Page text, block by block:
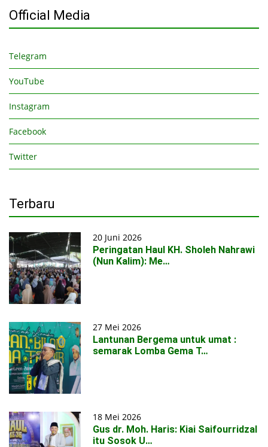
Official Media
Telegram
YouTube
Instagram
Facebook
Twitter
Terbaru
20 Juni 2026
Peringatan Haul KH. Sholeh Nahrawi
(Nun Kalim): Me…
27 Mei 2026
Lantunan Bergema untuk umat :
semarak Lomba Gema T…
18 Mei 2026
Gus dr. Moh. Haris: Kiai Saifourridzal
itu Sosok U…